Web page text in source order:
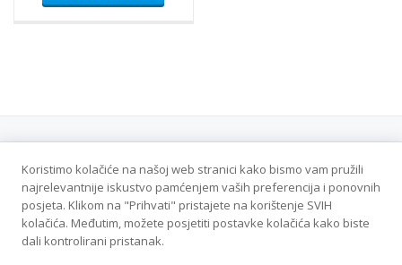
Politika privatnosti
Veleton DOO - Sva prava zadržana
Koristimo kolačiće na našoj web stranici kako bismo vam pružili
najrelevantnije iskustvo pamćenjem vaših preferencija i ponovnih
posjeta. Klikom na "Prihvati" pristajete na korištenje SVIH
kolačića. Međutim, možete posjetiti postavke kolačića kako biste
dali kontrolirani pristanak.